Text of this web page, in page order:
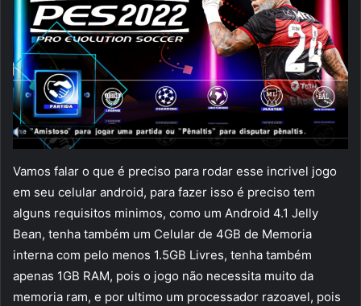
Vamos falar o que é preciso para rodar esse incrivel jogo
em seu celular android, para fazer isso é preciso tem
alguns requisitos minimos, como um Android 4.1 Jelly
Bean, tenha também um Celular de 4GB de Memoria
interna com pelo menos 1.5GB Livres, tenha também
apenas 1GB RAM, pois o jogo não necessita muito da
memoria ram, e por ultimo um processador razoavel, pois